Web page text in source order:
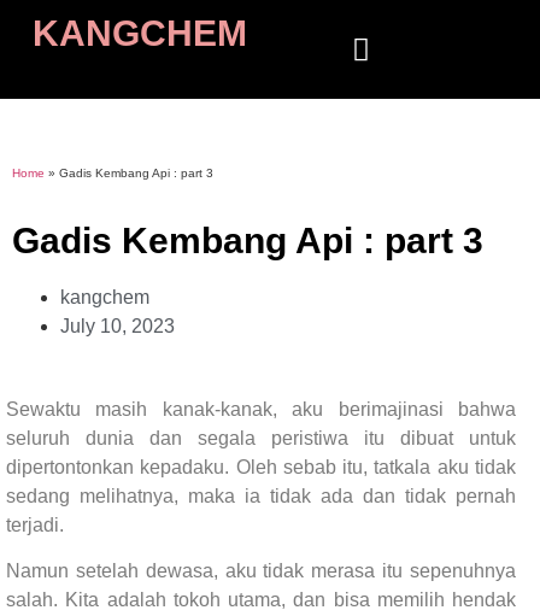
KANGCHEM
Home » Gadis Kembang Api : part 3
Gadis Kembang Api : part 3
kangchem
July 10, 2023
Sewaktu masih kanak-kanak, aku berimajinasi bahwa
seluruh dunia dan segala peristiwa itu dibuat untuk
dipertontonkan kepadaku. Oleh sebab itu, tatkala aku tidak
sedang melihatnya, maka ia tidak ada dan tidak pernah
terjadi.
Namun setelah dewasa, aku tidak merasa itu sepenuhnya
salah. Kita adalah tokoh utama, dan bisa memilih hendak